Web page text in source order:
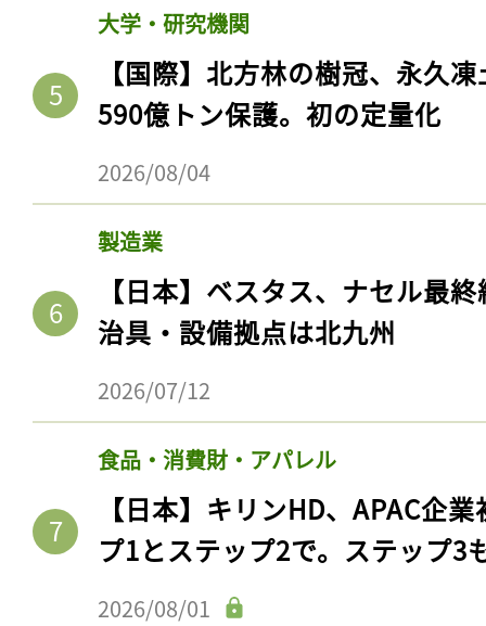
大学・研究機関
【国際】北方林の樹冠、永久
590億トン保護。初の定量化
2026/08/04
製造業
【日本】ベスタス、ナセル最
治具・設備拠点は北九州
2026/07/12
食品・消費財・アパレル
【日本】キリンHD、APAC企
プ1とステップ2で。ステップ3
2026/08/01
会員登録